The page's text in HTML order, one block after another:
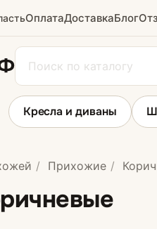
ОплатаДоставкаБлог
Кресла и диваны
Прихожие